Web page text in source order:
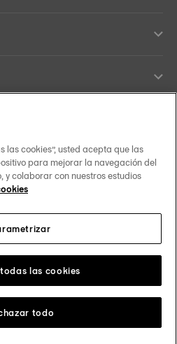
us on social media
Tissot Copyrights 2026
las cookies”, usted acepta que las
para mejorar la navegación del
y colaborar con nuestros estudios
todo
las cookies